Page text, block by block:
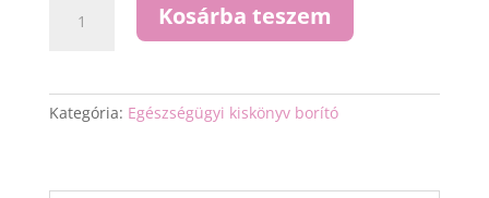
kiskönyv
Kosárba teszem
Kategória: Egészségügyi kiskönyv borító